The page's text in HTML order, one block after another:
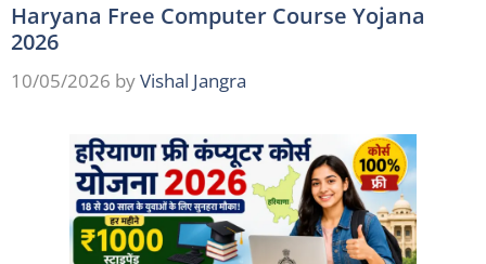
Haryana Free Computer Course Yojana
2026
10/05/2026 byVishal Jangra